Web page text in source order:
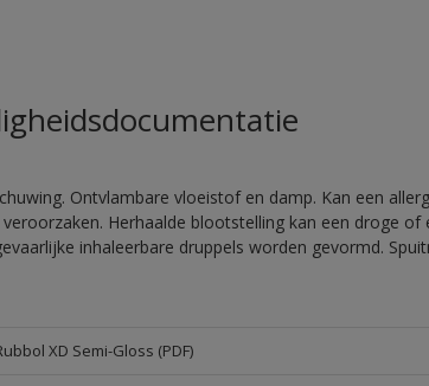
Ontvlambare vloeistof en damp. Kan een
Herhaalde blootstelling kan een droge
inhaleerbare druppels worden gevormd.
XD Semi-Gloss (PDF)